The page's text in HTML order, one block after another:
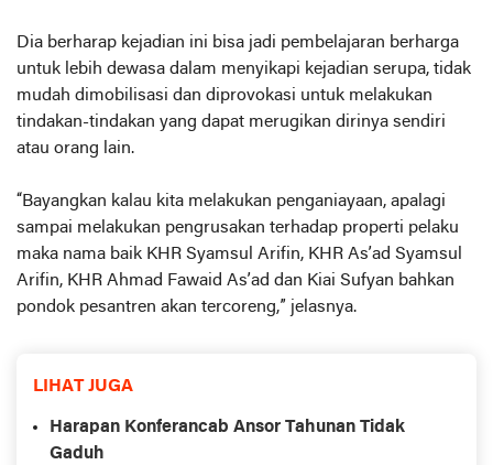
Dia berharap kejadian ini bisa jadi pembelajaran berharga
untuk lebih dewasa dalam menyikapi kejadian serupa, tidak
mudah dimobilisasi dan diprovokasi untuk melakukan
tindakan-tindakan yang dapat merugikan dirinya sendiri
atau orang lain.
“Bayangkan kalau kita melakukan penganiayaan, apalagi
sampai melakukan pengrusakan terhadap properti pelaku
maka nama baik KHR Syamsul Arifin, KHR As’ad Syamsul
Arifin, KHR Ahmad Fawaid As’ad dan Kiai Sufyan bahkan
pondok pesantren akan tercoreng,” jelasnya.
LIHAT JUGA
Harapan Konferancab Ansor Tahunan Tidak
Gaduh